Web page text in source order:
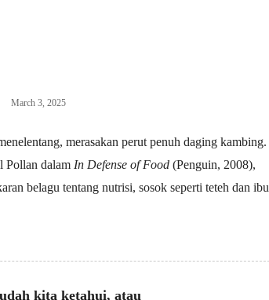
March 3, 2025
merasakan perut penuh daging kambing.
Pollan dalam In Defense of Food (Penguin, 2008),
belagu tentang nutrisi, sosok seperti teteh dan ibu
kita ketahui, atau